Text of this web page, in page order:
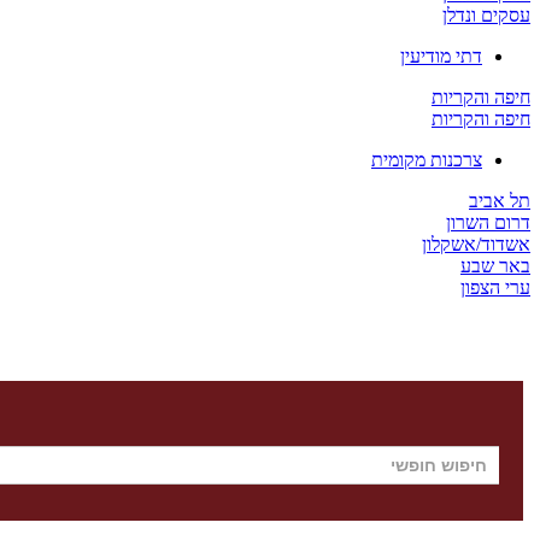
עסקים ונדלן
דתי מודיעין
חיפה והקריות
חיפה והקריות
צרכנות מקומית
תל אביב
דרום השרון
אשדוד/אשקלון
באר שבע
ערי הצפון